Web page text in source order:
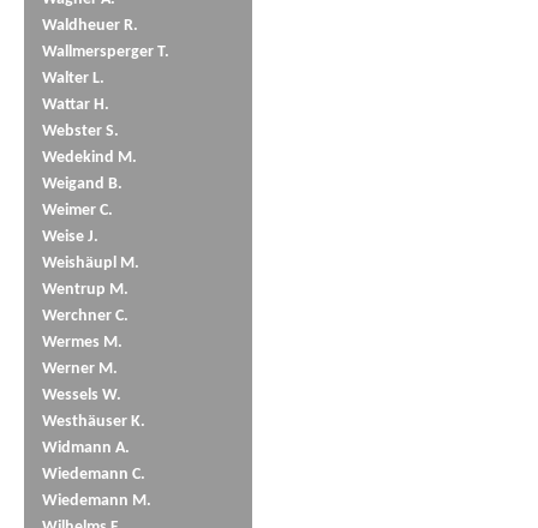
Waldheuer R.
Wallmersperger T.
Walter L.
Wattar H.
Webster S.
Wedekind M.
Weigand B.
Weimer C.
Weise J.
Weishäupl M.
Wentrup M.
Werchner C.
Wermes M.
Werner M.
Wessels W.
Westhäuser K.
Widmann A.
Wiedemann C.
Wiedemann M.